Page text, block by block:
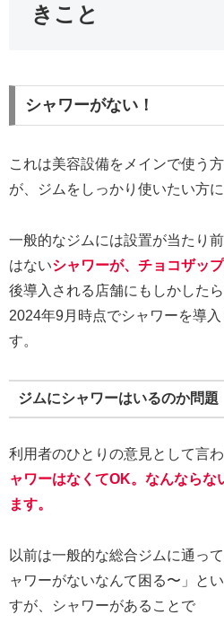
きこと
シャワーがない！
これは美容設備をメインで使う
が、ジムをしっかり使いたい方
一般的なジムには設置が当たり
はないシャワーが、チョコザッ
後導入される店舗にもしかした
2024年9月時点でシャワーを導
す。
ジムにシャワーはいるのか問題
利用者のひとりの意見として言わ
ャワーはなくてOK。なんならな
ます。
以前は一般的な総合ジムに通っ
ャワーがないなんて困る〜」と
すが、シャワーがあることで